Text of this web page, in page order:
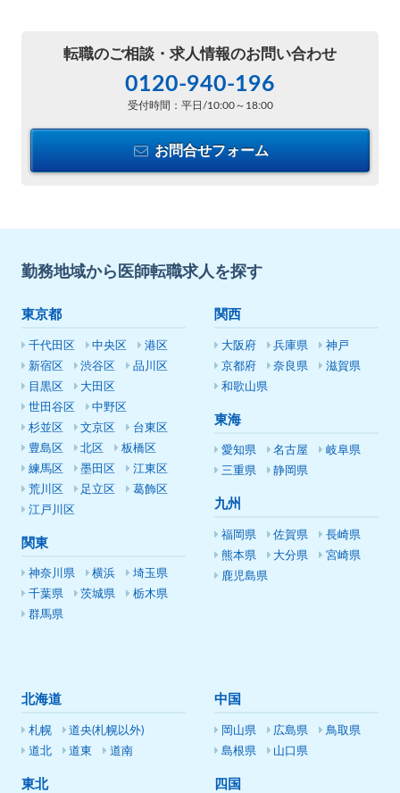
転職のご相談・ 求人情報のお問い合わせ
0120-940-196
受付時間：平日/10:00～18:00
お問合せフォーム
勤務地域から医師転職求人を探す
東京都
千代田区 中央区
港区
新宿区
渋谷区
品川区
目黒区
大田区
世田谷区
中野区
杉並区
文京区
台東区
豊島区
北区
板橋区
練馬区
墨田区
江東区
荒川区
足立区
葛飾区
江戸川区
関東
神奈川県 横浜
埼玉県
千葉県
茨城県
栃木県
群馬県
関西
大阪府 兵庫県
神戸
京都府
奈良県
滋賀県
和歌山県
東海
愛知県 名古屋
岐阜県
三重県
静岡県
九州
福岡県 佐賀県
長崎県
熊本県
大分県
宮崎県
鹿児島県
北海道
札幌
道央(札幌以外)
道北
道東 道南
東北
中国
岡山県 広島県
鳥取県
島根県
山口県
四国